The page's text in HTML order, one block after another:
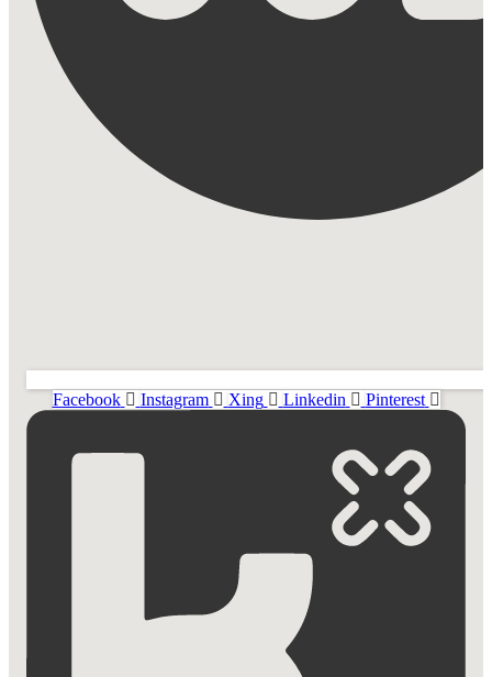
Facebook Instagram Xing Linkedin Pinterest